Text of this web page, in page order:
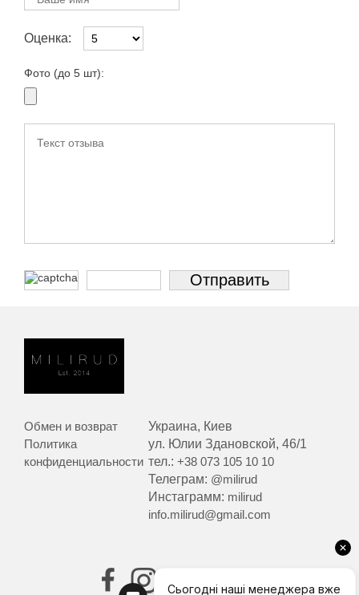
Оценка:
Фото (до 5 шт):
Обмен и возврат
Политика
конфиденциальности
Украина, Киев
ул. Юлии Здановской, 46/1
тел.:+38 073 105 10 10
Телеграм: @milirud
Инстаграмм: milirud
info.milirud@gmail.com